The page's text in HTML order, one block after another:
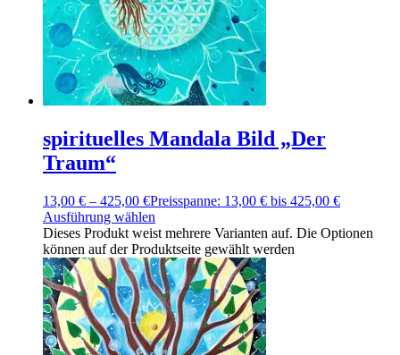
spirituelles Mandala Bild „Der
Traum“
13,00 € – 425,00 €Preisspanne: 13,00 € bis 425,00 €
Ausführung wählen
Dieses Produkt weist mehrere Varianten auf. Die Optionen
können auf der Produktseite gewählt werden